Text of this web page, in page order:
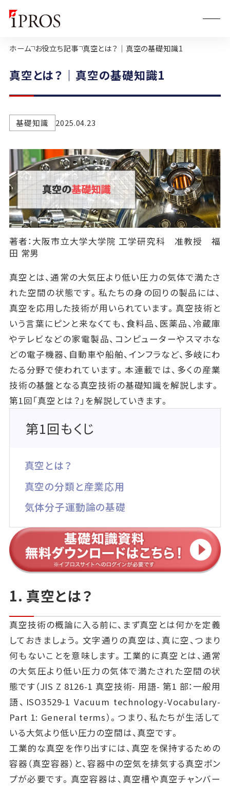
ホーム お役立ち記事 真空とは？｜真空の基礎知識1
真空とは？｜真空の基礎知識1
基礎知識 2025.04.23
著者：大阪市立大学大学院 工学研究科 准教授 福
田 常男
真空とは、通常の大気圧より低い圧力の気体で満たさ
れた空間の状態です。私たちの身の回りの製品には、
真空を応用した技術が用いられています。真空技術と
いう言葉にピンと来なくても、食料品、医薬品、冷蔵庫
やテレビなどの家電製品、コンピューターやスマホな
どの電子機器、自動車や船舶、インフラなど、多岐にわ
たる分野で使われています。本連載では、多くの産業
技術の基盤となる真空技術の基礎知識を解説します。
第1回「真空とは？」を解説していきます。
第1回もくじ
真空とは？
真空の分類と産業応用
気体分子運動論の基礎
1. 真空とは？
真空技術の概論に入る前に、まず真空とは何かを定義
しておきましょう。文字通りの真空は、真に空、つまり
何もないことを意味します。工業的に真空とは、通常
の大気圧より低い圧力の気体で満たされた空間の状
態です（JIS Z 8126-1 真空技術- 用語- 第1 部：一般用
語、ISO3529-1 Vacuum technology-Vocabulary-
Part 1: General terms）。つまり、私たちが生活して
いる大気より低い圧力の空間は、真空です。
工業的な真空を作り出すには、真空を保持するための
容器（真空容器）と、容器中の空気を排気する真空ポン
プが必要です。真空容器は、真空槽や真空チャンバー